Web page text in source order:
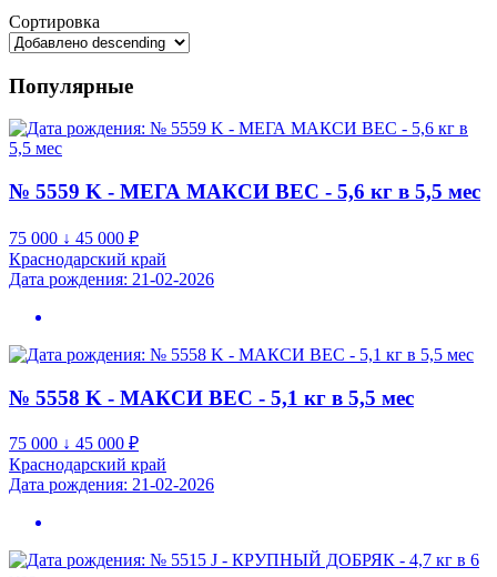
Сортировка
Популярные
№ 5559 K - МЕГА МАКСИ ВЕС - 5,6 кг в 5,5 мес
75 000 ↓ 45 000 ₽
Краснодарский край
Дата рождения: 21-02-2026
№ 5558 K - МАКСИ ВЕС - 5,1 кг в 5,5 мес
75 000 ↓ 45 000 ₽
Краснодарский край
Дата рождения: 21-02-2026